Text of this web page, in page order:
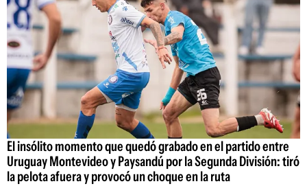
El insólito momento que quedó grabado en el partido entre
Uruguay Montevideo y Paysandú por la Segunda División: tiró
la pelota afuera y provocó un choque en la ruta